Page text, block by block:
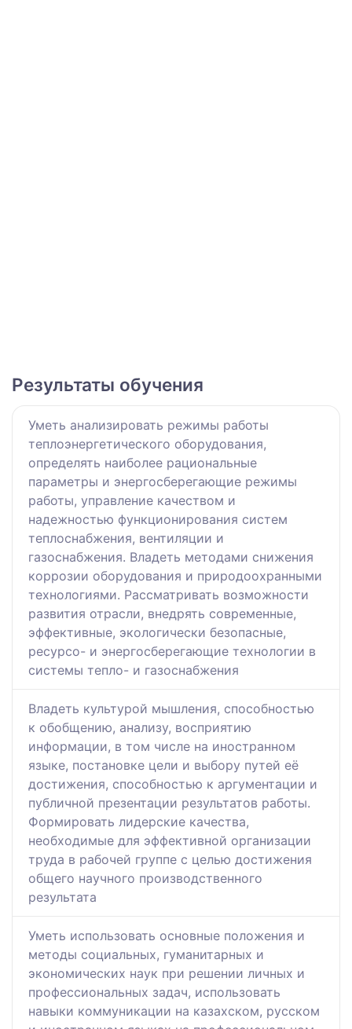
Результаты обучения
Уметь анализировать режимы работы
теплоэнергетического оборудования,
определять наиболее рациональные
параметры и энергосберегающие режимы
работы, управление качеством и
надежностью функционирования систем
теплоснабжения, вентиляции и
газоснабжения. Владеть методами снижения
коррозии оборудования и природоохранными
технологиями. Рассматривать возможности
развития отрасли, внедрять современные,
эффективные, экологически безопасные,
ресурсо- и энергосберегающие технологии в
системы тепло- и газоснабжения
Владеть культурой мышления, способностью
к обобщению, анализу, восприятию
информации, в том числе на иностранном
языке, постановке цели и выбору путей её
достижения, способностью к аргументации и
публичной презентации результатов работы.
Формировать лидерские качества,
необходимые для эффективной организации
труда в рабочей группе с целью достижения
общего научного производственного
результата
Уметь использовать основные положения и
методы социальных, гуманитарных и
экономических наук при решении личных и
профессиональных задач, использовать
навыки коммуникации на казахском, русском